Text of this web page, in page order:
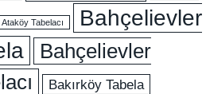
Ataköy Tabelacı
Bahçelievler
Bahçelievler
Bakırköy Tabela